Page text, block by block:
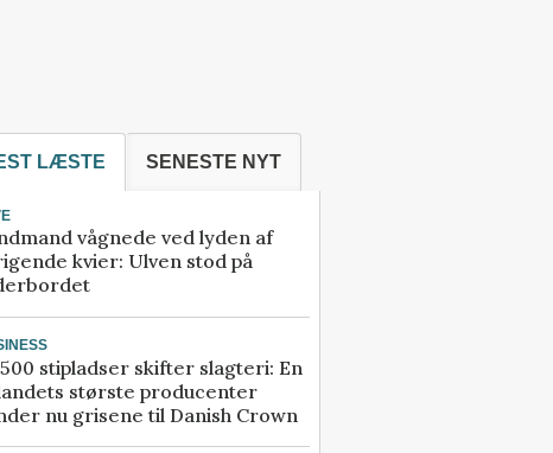
LÆSTE SENESTE NYT
vågnede ved lyden af
kvier: Ulven stod på
stipladser skifter slagteri: En
største producenter
nu grisene til Danish Crown